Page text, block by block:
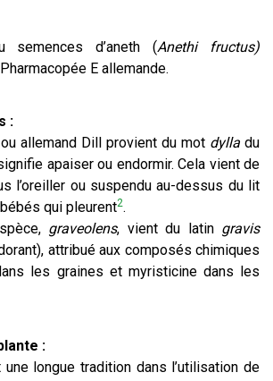
d’aneth (Anethi fructus)
E allemande.
:
allemand Dill provient du mot dylla du
apaiser ou endormir. Cela vient de
l’oreiller ou suspendu au-dessus du lit
qui pleurent2.
graveolens, vient du latin gravis
attribué aux composés chimiques
les graines et myristicine dans les
:
longue tradition dans l’utilisation de